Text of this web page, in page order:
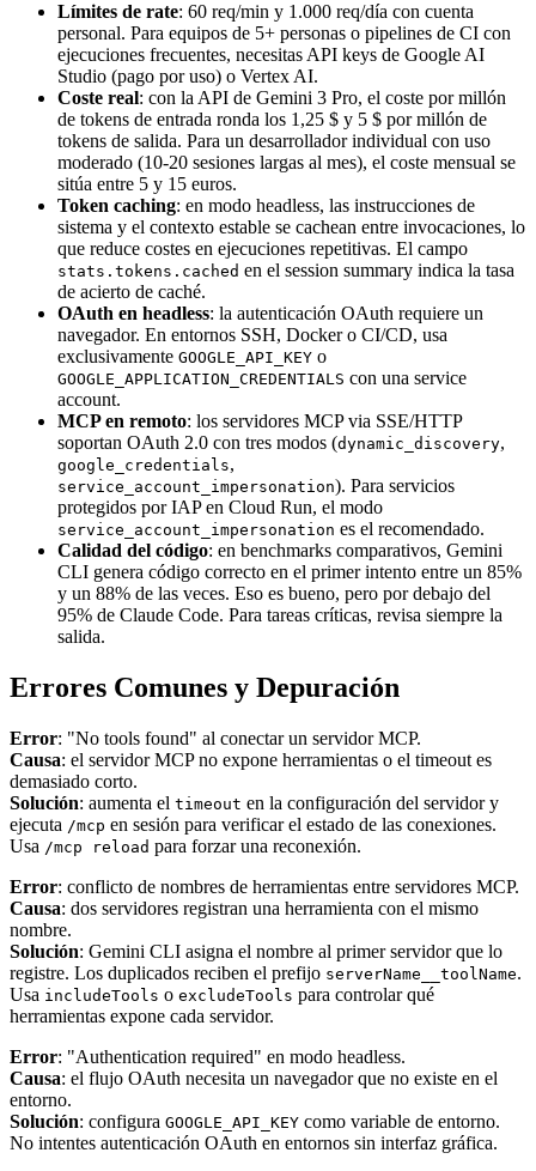
Límites de rate: 60 req/min y 1.000 req/día con cuenta
personal. Para equipos de 5+ personas o pipelines de CI con
ejecuciones frecuentes, necesitas API keys de Google AI
Studio (pago por uso) o Vertex AI.
Coste real: con la API de Gemini 3 Pro, el coste por millón
de tokens de entrada ronda los 1,25 $ y 5 $ por millón de
tokens de salida. Para un desarrollador individual con uso
moderado (10-20 sesiones largas al mes), el coste mensual se
sitúa entre 5 y 15 euros.
Token caching: en modo headless, las instrucciones de
sistema y el contexto estable se cachean entre invocaciones, lo
que reduce costes en ejecuciones repetitivas. El campo
stats.tokens.cached en el session summary indica la tasa
de acierto de caché.
OAuth en headless: la autenticación OAuth requiere un
navegador. En entornos SSH, Docker o CI/CD, usa
exclusivamente GOOGLE_API_KEY o
GOOGLE_APPLICATION_CREDENTIALS con una service
account.
MCP en remoto: los servidores MCP via SSE/HTTP
soportan OAuth 2.0 con tres modos (dynamic_discovery,
google_credentials,
service_account_impersonation). Para servicios
protegidos por IAP en Cloud Run, el modo
service_account_impersonation es el recomendado.
Calidad del código: en benchmarks comparativos, Gemini
CLI genera código correcto en el primer intento entre un 85%
y un 88% de las veces. Eso es bueno, pero por debajo del
95% de Claude Code. Para tareas críticas, revisa siempre la
salida.
Errores Comunes y Depuración
Error: "No tools found" al conectar un servidor MCP.
Causa: el servidor MCP no expone herramientas o el timeout es
demasiado corto.
Solución: aumenta el timeout en la configuración del servidor y
ejecuta /mcp en sesión para verificar el estado de las conexiones.
Usa /mcp reload para forzar una reconexión.
Error: conflicto de nombres de herramientas entre servidores MCP.
Causa: dos servidores registran una herramienta con el mismo
nombre.
Solución: Gemini CLI asigna el nombre al primer servidor que lo
registre. Los duplicados reciben el prefijo serverName__toolName.
Usa includeTools o excludeTools para controlar qué
herramientas expone cada servidor.
Error: "Authentication required" en modo headless.
Causa: el flujo OAuth necesita un navegador que no existe en el
entorno.
Solución: configura GOOGLE_API_KEY como variable de entorno.
No intentes autenticación OAuth en entornos sin interfaz gráfica.